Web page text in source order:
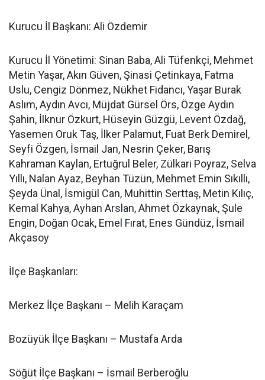
Kurucu İl Başkanı: Ali Özdemir
Kurucu İl Yönetimi: Sinan Baba, Ali Tüfenkçi, Mehmet
Metin Yaşar, Akın Güven, Şinasi Çetinkaya, Fatma
Uslu, Cengiz Dönmez, Nükhet Fidancı, Yaşar Burak
Aslım, Aydın Avcı, Müjdat Gürsel Örs, Özge Aydın
Şahin, İlknur Özkurt, Hüseyin Güzgü, Levent Özdağ,
Yasemen Oruk Taş, İlker Palamut, Fuat Berk Demirel,
Seyfi Özgen, İsmail Jan, Nesrin Çeker, Barış
Kahraman Kaylan, Ertuğrul Beler, Zülkari Poyraz, Selva
Yıllı, Nalan Ayaz, Beyhan Tüzün, Mehmet Emin Sıkıllı,
Şeyda Ünal, İsmigül Can, Muhittin Serttaş, Metin Kılıç,
Kemal Kahya, Ayhan Arslan, Ahmet Özkaynak, Şule
Engin, Doğan Ocak, Emel Fırat, Enes Gündüz, İsmail
Akçasoy
İlçe Başkanları:
Merkez İlçe Başkanı – Melih Karaçam
Bozüyük İlçe Başkanı – Mustafa Arda
Söğüt İlçe Başkanı – İsmail Berberoğlu